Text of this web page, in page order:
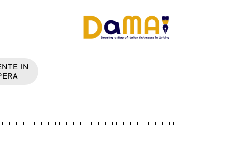
IN